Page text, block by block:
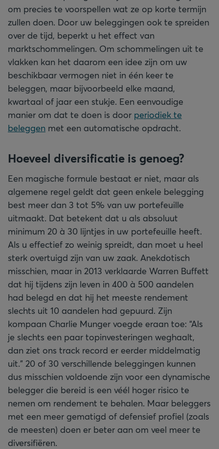
om precies te voorspellen wat ze op korte termijn
zullen doen. Door uw beleggingen ook te spreiden
over de tijd, beperkt u het effect van
marktschommelingen. Om schommelingen uit te
vlakken kan het daarom een idee zijn om uw
beschikbaar vermogen niet in één keer te
beleggen, maar bijvoorbeeld elke maand,
kwartaal of jaar een stukje. Een eenvoudige
manier om dat te doen is door periodiek te
beleggen met een automatische opdracht.
Hoeveel diversificatie is genoeg?
Een magische formule bestaat er niet, maar als
algemene regel geldt dat geen enkele belegging
best meer dan 3 tot 5% van uw portefeuille
uitmaakt. Dat betekent dat u als absoluut
minimum 20 à 30 lijntjes in uw portefeuille heeft.
Als u effectief zo weinig spreidt, dan moet u heel
sterk overtuigd zijn van uw zaak. Anekdotisch
misschien, maar in 2013 verklaarde Warren Buffett
dat hij tijdens zijn leven in 400 à 500 aandelen
had belegd en dat hij het meeste rendement
slechts uit 10 aandelen had gepuurd. Zijn
kompaan Charlie Munger voegde eraan toe: “Als
je slechts een paar topinvesteringen weghaalt,
dan ziet ons track record er eerder middelmatig
uit.” 20 of 30 verschillende beleggingen kunnen
dus misschien voldoende zijn voor een dynamische
belegger die bereid is een véél hoger risico te
nemen om rendement te behalen. Maar beleggers
met een meer gematigd of defensief profiel (zoals
de meesten) doen er beter aan om veel meer te
diversifiëren.